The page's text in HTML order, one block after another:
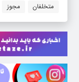
متخلفان مجوز